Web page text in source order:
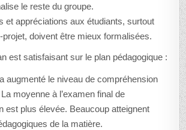
le reste du groupe.
et appréciations aux étudiants, surtout
projet, doivent être mieux formalisées.
est satisfaisant sur le plan pédagogique :
augmenté le niveau de compréhension
moyenne à l’examen final de
est plus élevée. Beaucoup atteignent
de la matière.